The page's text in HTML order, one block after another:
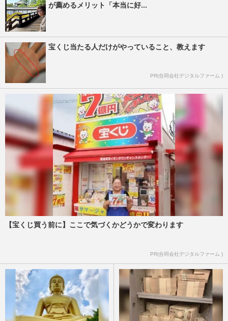
が薦めるメリット「本当に好...
宝くじ当たる人だけがやっていること、教えます
PR(合同会社デジタルファーム )
【宝くじ買う前に】ここで気づくかどうかで変わります
PR(合同会社デジタルファーム )